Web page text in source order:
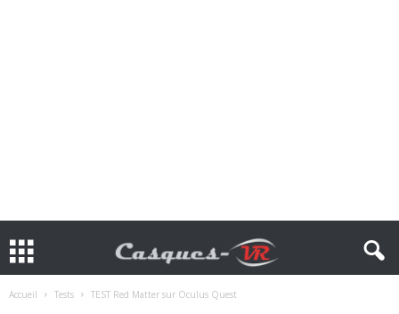
Accueil Tests TEST Red Matter sur Oculus Quest